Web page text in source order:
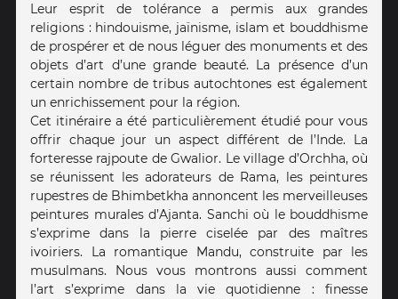
Leur esprit de tolérance a permis aux grandes
religions : hindouisme, jaïnisme, islam et bouddhisme
de prospérer et de nous léguer des monuments et des
objets d’art d’une grande beauté. La présence d’un
certain nombre de tribus autochtones est également
un enrichissement pour la région.
Cet itinéraire a été particulièrement étudié pour vous
offrir chaque jour un aspect différent de l’Inde. La
forteresse rajpoute de Gwalior. Le village d’Orchha, où
se réunissent les adorateurs de Rama, les peintures
rupestres de Bhimbetkha annoncent les merveilleuses
peintures murales d’Ajanta. Sanchi où le bouddhisme
s’exprime dans la pierre ciselée par des maîtres
ivoiriers. La romantique Mandu, construite par les
musulmans. Nous vous montrons aussi comment
l’art s’exprime dans la vie quotidienne : finesse